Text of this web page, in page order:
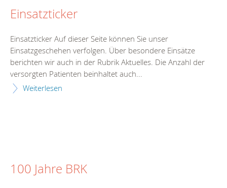
Einsatzticker
Einsatzticker Auf dieser Seite können Sie unser
Einsatzgeschehen verfolgen. Über besondere Einsätze
berichten wir auch in der Rubrik Aktuelles. Die Anzahl der
versorgten Patienten beinhaltet auch...
Weiterlesen
100 Jahre BRK